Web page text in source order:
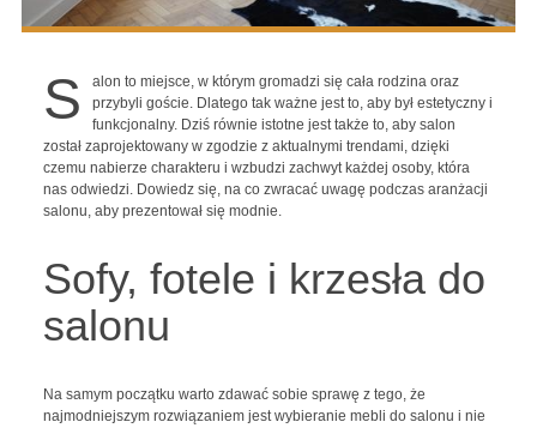
S
alon to miejsce, w którym gromadzi się cała rodzina oraz
przybyli goście. Dlatego tak ważne jest to, aby był estetyczny i
funkcjonalny. Dziś równie istotne jest także to, aby salon
został zaprojektowany w zgodzie z aktualnymi trendami, dzięki
czemu nabierze charakteru i wzbudzi zachwyt każdej osoby, która
nas odwiedzi. Dowiedz się, na co zwracać uwagę podczas aranżacji
salonu, aby prezentował się modnie.
Sofy, fotele i krzesła do
salonu
Na samym początku warto zdawać sobie sprawę z tego, że
najmodniejszym rozwiązaniem jest wybieranie mebli do salonu i nie